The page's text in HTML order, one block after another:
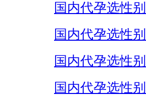
国内代孕选性
国内代孕选性
国内代孕选性
国内代孕选性